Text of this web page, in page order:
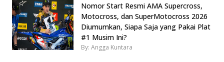
Nomor Start Resmi AMA Supercross,
Motocross, dan SuperMotocross 2026
Diumumkan, Siapa Saja yang Pakai Plat
#1 Musim Ini?
By: Angga Kuntara